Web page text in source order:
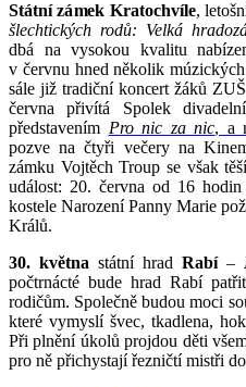
Státní zámek Kratochvíle,
šlechtických rodů: Velká
dbá na vysokou kvalitu
v červnu hned několik
sále již tradiční koncert žáků
června přivítá Spolek
představením Pro nic za nic, a
pozve na čtyři večery na
zámku Vojtěch Troup se však
událost: 20. června od 16
kostele Narození Panny Marie
Králů.
30. května státní hrad Rabí–
počtrnácté bude hrad Rabí
rodičům. Společně budou moci
které vymyslí švec, tkadlena,
Při plnění úkolů projdou děti
pro ně přichystají řezničtí mistři